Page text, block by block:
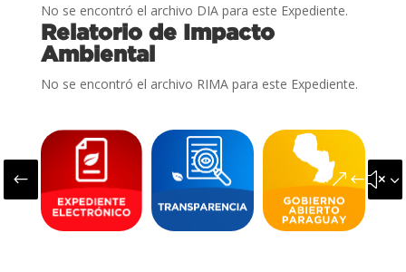
No se encontró el archivo DIA para este Expediente.
Relatorio de Impacto
Ambiental
No se encontró el archivo RIMA para este Expediente.
#